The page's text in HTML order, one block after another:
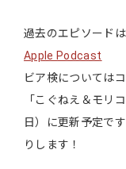
過去のエピソー
Apple Podcast
ビア検について
「こぐねえ＆モリ
日）に更新予定で
りします！